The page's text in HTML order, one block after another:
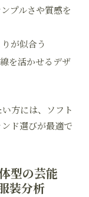
プルさや質感を
が似合う
を活かせるデザ
方には、ソフト
ド選びが最適で
型の芸能
装分析